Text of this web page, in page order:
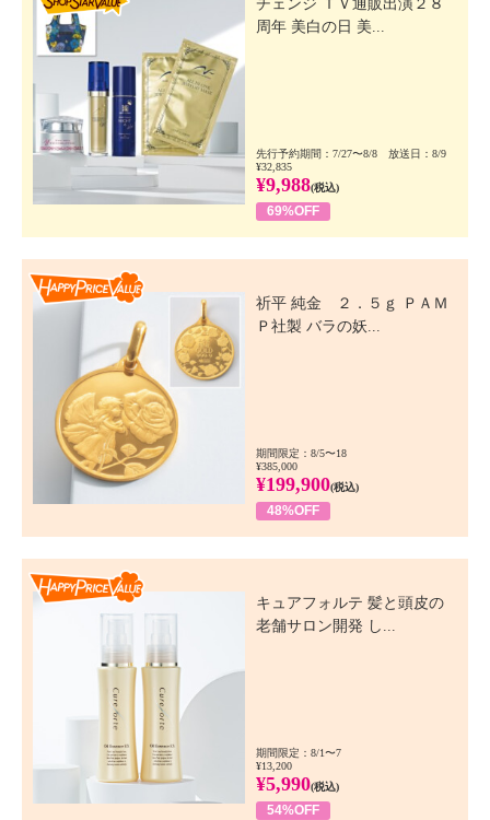
チェンジ ＴＶ通販出演２８
周年 美白の日 美...
先行予約期間：7/27〜8/8 放送日：8/9
¥32,835
¥9,988(税込)
69%OFF
祈平 純金 ２．５ｇ ＰＡＭ
Ｐ社製 バラの妖...
期間限定：8/5〜18
¥385,000
¥199,900(税込)
48%OFF
キュアフォルテ 髪と頭皮の
老舗サロン開発 し...
期間限定：8/1〜7
¥13,200
¥5,990(税込)
54%OFF